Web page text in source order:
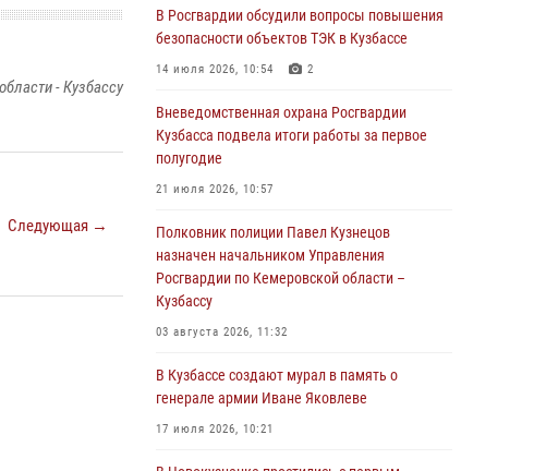
- Кузбассу
Следующая →
специалистов организационно-штатных
подразделений Росгвардии с
профессиональным праздником
С 1 сентября 2026 года вступает в силу новый
федеральный закон о частной охранной
Росгвардейцы задержали предполагаемого
виновника причинения ножевого ранения
кемеровчанину
06 августа 2026, 09:18
Росгвардейцы задержали мужчину,
повредившего имущество горожанки
06 августа 2026, 08:17
В Росгвардии обсудили вопросы повышения
безопасности объектов ТЭК в Кузбассе
14 июля 2026, 10:54 2
Вневедомственная охрана Росгвардии
Кузбасса подвела итоги работы за первое
полугодие
21 июля 2026, 10:57
Полковник полиции Павел Кузнецов
назначен начальником Управления
Росгвардии по Кемеровской области –
Кузбассу
03 августа 2026, 11:32
В Кузбассе создают мурал в память о
генерале армии Иване Яковлеве
17 июля 2026, 10:21